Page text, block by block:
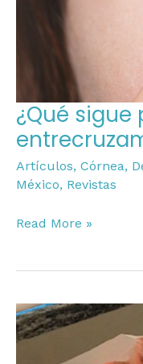
¿Qué sigue
Artículos, Córnea,
México, Revistas
Read More »
La
CXL
transepitelial